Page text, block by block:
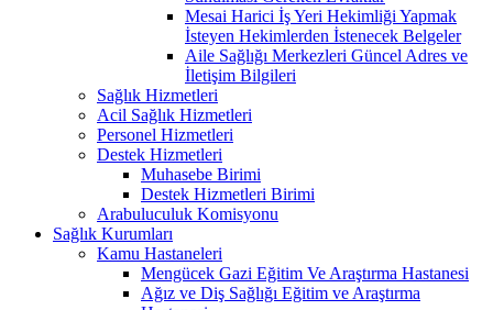
Mesai Harici İş Yeri Hekimliği Yapmak
İsteyen Hekimlerden İstenecek Belgeler
Aile Sağlığı Merkezleri Güncel Adres ve
İletişim Bilgileri
Sağlık Hizmetleri
Acil Sağlık Hizmetleri
Personel Hizmetleri
Destek Hizmetleri
Muhasebe Birimi
Destek Hizmetleri Birimi
Arabuluculuk Komisyonu
Sağlık Kurumları
Kamu Hastaneleri
Mengücek Gazi Eğitim Ve Araştırma Hastanesi
Ağız ve Diş Sağlığı Eğitim ve Araştırma